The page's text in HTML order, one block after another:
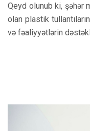
Qeyd olunub ki, şəhər
olan plastik
və fəaliyyətlərin